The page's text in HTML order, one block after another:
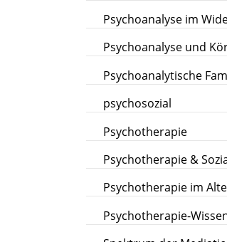
Psychoanalyse im
Psychoanalyse und
Psychoanalytische
psychosozial
Psychotherapie
Psychotherapie &
Psychotherapie im
Psychotherapie-